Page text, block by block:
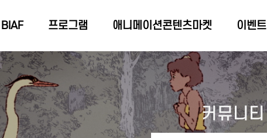
BIAF 프로그램 애니메이션콘텐츠마켓 이벤트
커뮤니티